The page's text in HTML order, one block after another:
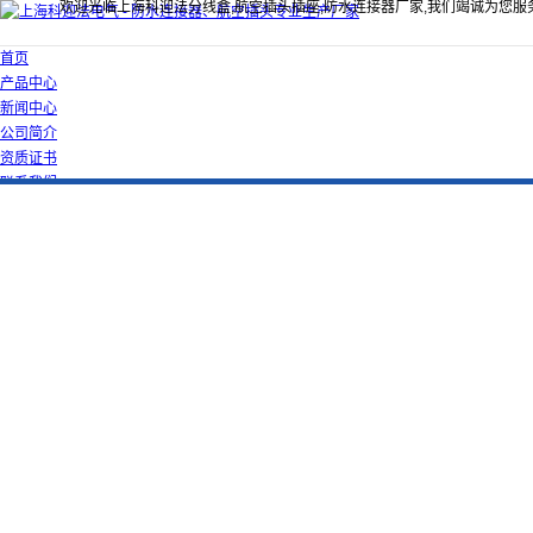
欢迎光临上海科迎法分线盒,航空插头插座,防水连接器厂家,我们竭诚为您服
首页
产品中心
新闻中心
公司简介
资质证书
联系我们